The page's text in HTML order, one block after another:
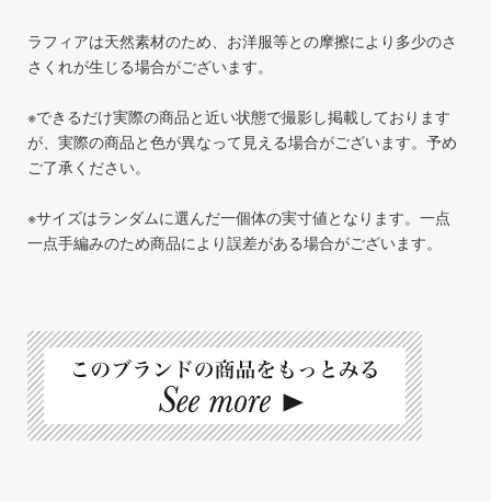
ラフィアは天然素材のため、お洋服等との摩擦により多少のさ
さくれが生じる場合がございます。
※できるだけ実際の商品と近い状態で撮影し掲載しております
が、実際の商品と色が異なって見える場合がございます。予め
ご了承ください。
※サイズはランダムに選んだ一個体の実寸値となります。一点
一点手編みのため商品により誤差がある場合がございます。